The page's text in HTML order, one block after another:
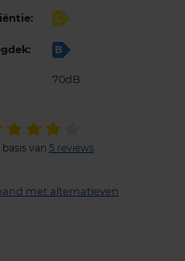
C
B
70dB
basis van 5 reviews
met alternatieven